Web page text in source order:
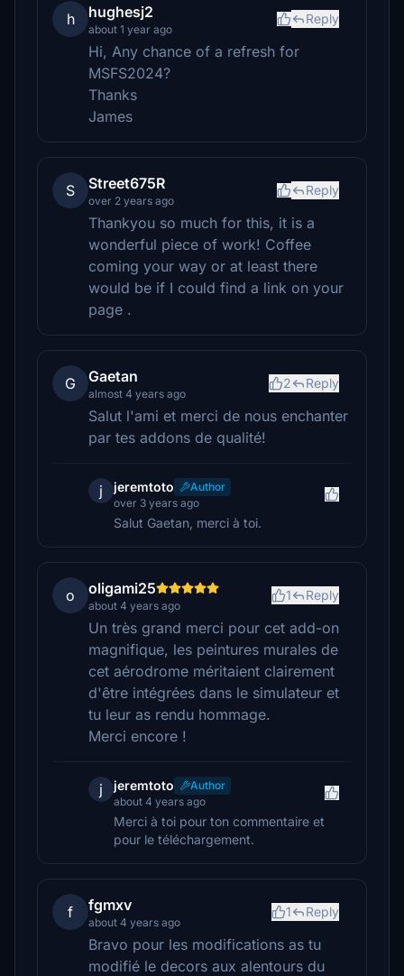
h hughesj2
about 1 year ago
Reply
Hi, Any chance of a refresh for
MSFS2024?
Thanks
James
S Street675R
over 2 years ago
Reply
Thankyou so much for this, it is a
wonderful piece of work! Coffee
coming your way or at least there
would be if I could find a link on your
page .
G Gaetan
almost 4 years ago
2 Reply
Salut l'ami et merci de nous enchanter
par tes addons de qualité!
j jeremtoto
Author
over 3 years ago
Salut Gaetan, merci à toi.
o oligami25
about 4 years ago
1 Reply
Un très grand merci pour cet add-on
magnifique, les peintures murales de
cet aérodrome méritaient clairement
d'être intégrées dans le simulateur et
tu leur as rendu hommage.
Merci encore !
j jeremtoto
Author
about 4 years ago
Merci à toi pour ton commentaire et
pour le téléchargement.
f fgmxv
about 4 years ago
1 Reply
Bravo pour les modifications as tu
modifié le decors aux alentours du